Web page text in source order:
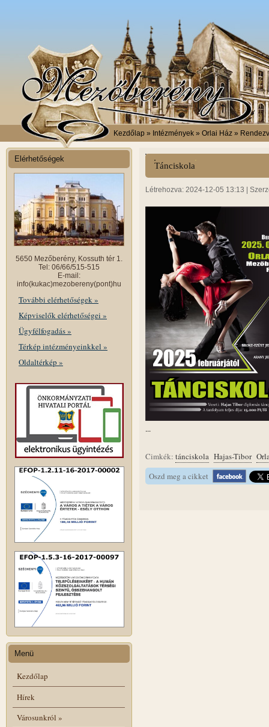
Kezdőlap » Intézmények » Orlai Ház »
Elérhetőségek
5650 Mezőberény, Kossuth tér 1.
Tel: 06/66/515-515
E-mail:
info(kukac)mezobereny(pont)hu
További elérhetőségek »
Képviselők elérhetőségei »
Ügyfélfogadás »
Térkép intézményeinkkel »
Oldaltérkép »
Menü
Kezdőlap
Hírek
Városunkról »
Tánciskola
Létrehozva: 2024-12-05 13:13 |
...
Cimkék: tánciskola Hajas-Tibor
Oszd meg a cikket